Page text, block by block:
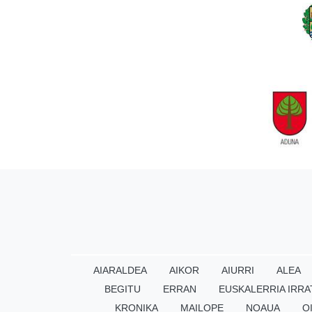
AIARALDEA AIKOR AIURRI ALEA
BEGITU
ERRAN EUSKALERRIA
KRONIKA
MAILOPE NOAUA